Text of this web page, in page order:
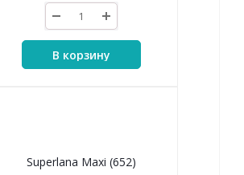
509руб./уп